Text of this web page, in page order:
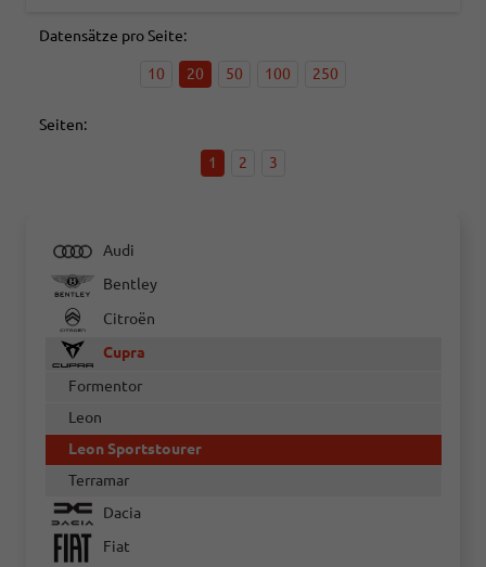
Datensätze pro Seite:
10 20 50 100 250
Seiten:
1 2 3
Audi
Bentley
Citroën
Cupra
Formentor
Leon
Leon Sportstourer
Terramar
Dacia
Fiat